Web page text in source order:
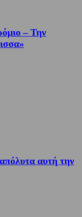
– Την
αυτή την